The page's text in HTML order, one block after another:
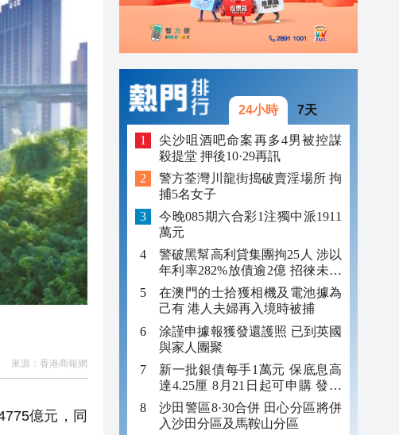
來源： 香港商報網
億元，同
24小時 7天
尖沙咀酒吧命案再多4男被控謀
殺提堂 押後10·29再訊
警方荃灣川龍街搗破賣淫場所 拘
捕5名女子
今晚085期六合彩1注獨中派1911
萬元
警破黑幫高利貸集團拘25人 涉以
年利率282%放債逾2億 招徠未成
年追數
在澳門的士拾獲相機及電池據為
己有 港人夫婦再入境時被捕
涂謹申據報獲發還護照 已到英國
與家人團聚
新一批銀債每手1萬元 保底息高
達4.25厘 8月21日起可申購 發行
金額最多550億
沙田警區8·30合併 田心分區將併
入沙田分區及馬鞍山分區